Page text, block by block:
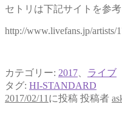
セトリは下記サイトを参
http://www.livefans.jp/artists/
カテゴリー: 2017
ライブ
タグ: HI-STANDARD
2017/02/11 に投稿 投稿者